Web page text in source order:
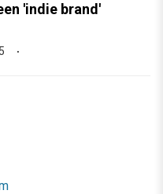
'indie brand'